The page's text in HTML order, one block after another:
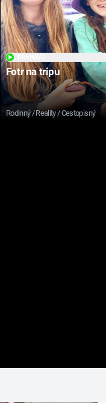
Fotr na tripu
Rodinný / Reality / Cestopisný